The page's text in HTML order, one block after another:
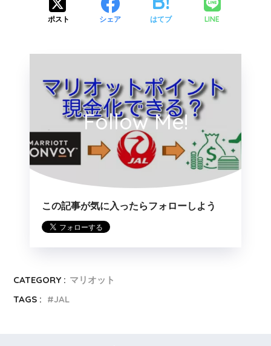
ポスト シェア はてブ LINE
Follow Me!
この記事が気に入ったらフォローしよう
CATEGORY : マリオット
TAGS :
JAL